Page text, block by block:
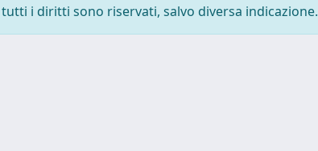
i diritti sono riservati, salvo diversa indicazione.